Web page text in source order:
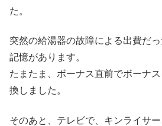
た。
突然の給湯器の故障による出費だ
記憶があります。
たまたま、ボーナス直前でボーナ
換しました。
そのあと、テレビで、キンライサ